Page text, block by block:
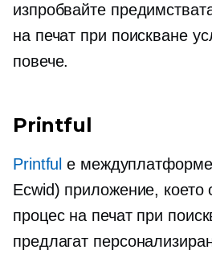
изпробвайте
на печат при поискване
повече.
Printful
Printful е
Ecwid) приложение, което
процес на печат при
предлагат